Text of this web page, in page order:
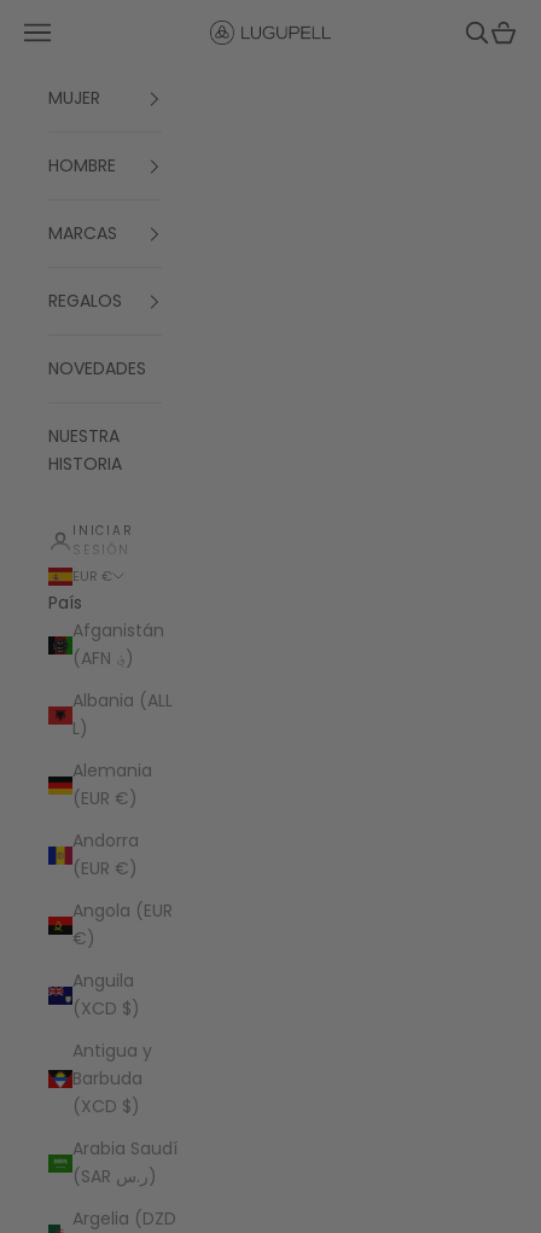
Lugupell
Menú Buscar
Cesta
MUJER
HOMBRE
MARCAS
REGALOS
NOVEDADES
NUESTRA
HISTORIA
INICIAR
SESIÓN
EUR €
País
Afganistán
(AFN ؋)
Albania (ALL
L)
Alemania
(EUR €)
Andorra
(EUR €)
Angola (EUR
€)
Anguila
(XCD $)
Antigua y
Barbuda
(XCD $)
Arabia Saudí
(SAR ر.س)
Argelia (DZD